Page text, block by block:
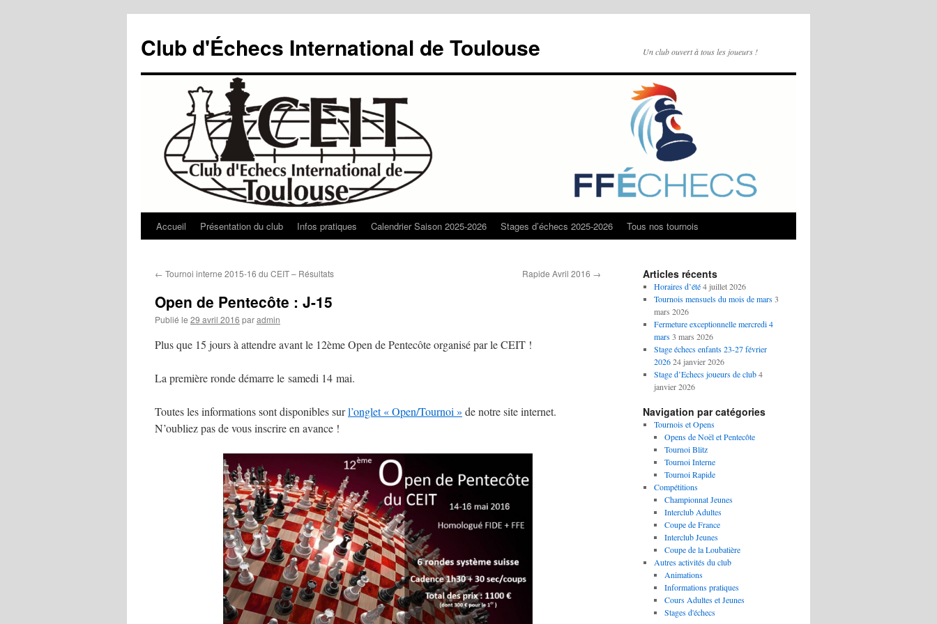
contenu
Club d'Échecs International de Toulouse Un club ouvert à tous les joueurs !
Accueil Présentation du club Infos pratiques Calendrier Saison 2025-2026 Stages d’échecs 2025-2026 Tous nos tournois
← Tournoi interne 2015-16 du CEIT – Résultats Rapide Avril 2016 →
Open de Pentecôte : J-15
Publié le 29 avril 2016 paradmin
Plus que 15 jours à attendre avant le 12ème Open de Pentecôte organisé par le CEIT !
La première ronde démarre le samedi 14 mai.
Toutes les informations sont disponibles surl’onglet « Open/Tournoi » de notre site internet.
N’oubliez pas de vous inscrire en avance !
Articles récents
Horaires d’été 4 juillet 2026
Tournois mensuels du mois de mars 3
mars 2026
Fermeture exceptionnelle mercredi 4
mars 3 mars 2026
Stage échecs enfants 23-27 février
2026 24 janvier 2026
Stage d’Echecs joueurs de club 4
janvier 2026
Navigation par catégories
Tournois et Opens
Opens de Noël et Pentecôte
Tournoi Blitz
Tournoi Interne
Tournoi Rapide
Compétitions
Championnat Jeunes
Interclub Adultes
Coupe de France
Interclub Jeunes
Coupe de la Loubatière
Autres activités du club
Animations
Informations pratiques
Cours Adultes et Jeunes
Stages d'échecs